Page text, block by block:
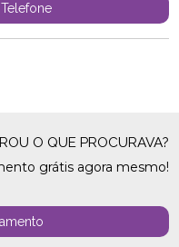
O QUE PROCURAVA?
grátis agora mesmo!